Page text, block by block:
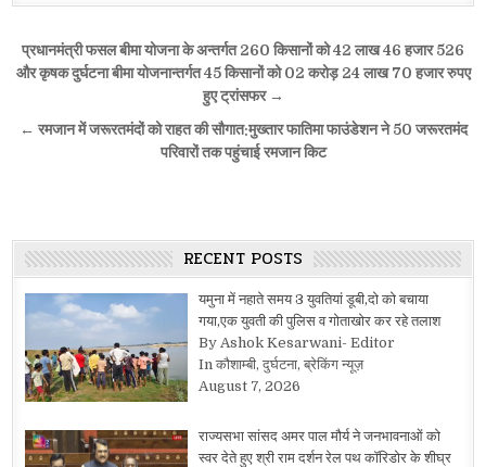
Post
navigation
प्रधानमंत्री फसल बीमा योजना के अन्तर्गत 260 किसानों को 42 लाख 46 हजार 526
और कृषक दुर्घटना बीमा योजनान्तर्गत 45 किसानों को 02 करोड़ 24 लाख 70 हजार रुपए
हुए ट्रांसफर →
← रमजान में जरूरतमंदों को राहत की सौगात:मुख्तार फातिमा फाउंडेशन ने 50 जरूरतमंद
परिवारों तक पहुंचाई रमजान किट
RECENT POSTS
यमुना में नहाते समय 3 युवतियां डूबी,दो को बचाया
गया,एक युवती की पुलिस व गोताखोर कर रहे तलाश
By Ashok Kesarwani- Editor
In कौशाम्बी, दुर्घटना, ब्रेकिंग न्यूज़
August 7, 2026
राज्यसभा सांसद अमर पाल मौर्य ने जनभावनाओं को
स्वर देते हुए श्री राम दर्शन रेल पथ कॉरिडोर के शीघ्र